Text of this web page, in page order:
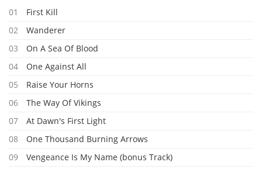
01
First Kill
02
Wanderer
03
On A Sea Of Blood
04
One Against All
05
Raise Your Horns
06
The Way Of Vikings
07
At Dawn's First Light
08
One Thousand Burning Arrows
09
Vengeance Is My Name (bonus Track)